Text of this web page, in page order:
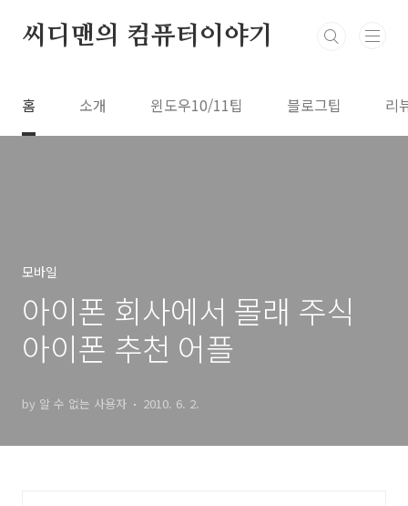
씨디맨의 컴퓨터이야기
홈 소개 윈도우10/11팁 블로그팁 리
모바일
아이폰 회사에서 몰래 주식
아이폰 추천 어플
by 알 수 없는 사용자 2010. 6. 2.